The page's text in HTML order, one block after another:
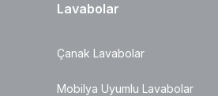
Lavabolar
Çanak Lavabolar
Mobilya Uyumlu Lavabolar